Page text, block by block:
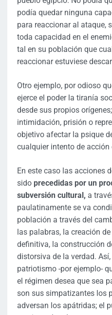
podía quedar ninguna
para reaccionar al ataque,
toda capacidad en el
tal en su población que
reaccionar estuviese
Otro ejemplo, por odioso
ejerce el poder la tiranía
desde sus propios
intimidación, prisión o
objetivo afectar la psique
cualquier intento de acción
En este caso las acciones
sido precedidas por un
subversión cultural, a
paulatinamente se va
población a través del
las palabras, la creación
definitiva, la construcción
distorsiva de la verdad.
patriotismo -por ejemplo-
el régimen desea que sea
son sus simpatizantes los
adversan los apátridas; el